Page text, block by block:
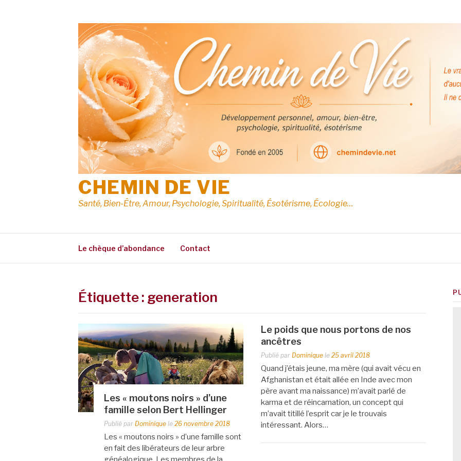
CHEMIN DE VIE
Santé, Bien-Être, Amour, Psychologie, Spiritualité, Ésotérisme, Écologie…
Le chèque d’abondance Contact
Étiquette : generation
Les « moutons noirs » d’une
famille selon Bert Hellinger
Publié par Dominique le 26 novembre 2018
Les « moutons noirs » d’une famille sont
en fait des libérateurs de leur arbre
Le poids que nous portons de nos
ancêtres
Publié par Dominiquele 25 avril 2018
Quand j’étais jeune, ma mère (qui avait vécu en
Afghanistan et était allée en Inde avec mon
père avant ma naissance) m’avait parlé de
karma et de réincarnation, un concept qui
m’avait titillé l’esprit car je le trouvais
intéressant. Alors…